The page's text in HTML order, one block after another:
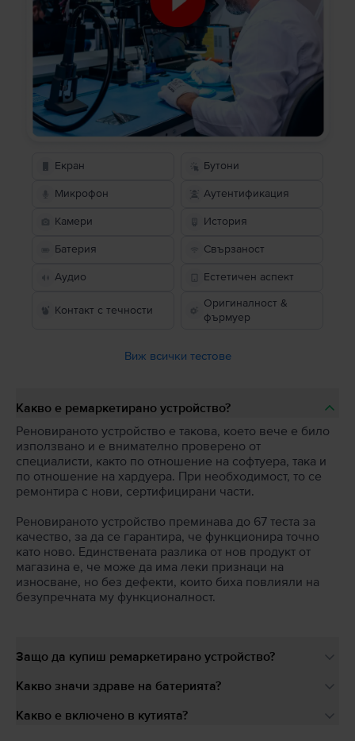
Екран Бутони
Микрофон Аутентификация
Камери История
Батерия Свързаност
Аудио Естетичен аспект
Контакт с течности
Оригиналност &
фърмуер
Виж всички тестове
Какво е ремаркетирано устройство?
Реновираното устройство е такова, което вече е било
използвано и е внимателно проверено от
специалисти, както по отношение на софтуера, така и
по отношение на хардуера. При необходимост, то се
ремонтира с нови, сертифицирани части.
Реновираното устройство преминава до 67 теста за
качество, за да се гарантира, че функционира точно
като ново. Единствената разлика от нов продукт от
магазина е, че може да има леки признаци на
износване, но без дефекти, които биха повлияли на
безупречната му функционалност.
Защо да купиш ремаркетирано устройство?
Какво значи здраве на батерията?
Какво е включено в кутията?